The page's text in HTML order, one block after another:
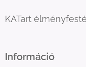
KATart
Információ